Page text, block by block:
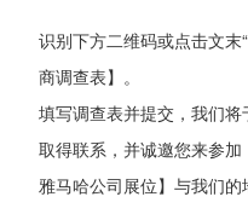
识别下方二维码或点击文末
商调查表】。
填写调查表并提交，我们
取得联系，并诚邀您来参
雅马哈公司展位】与我们的